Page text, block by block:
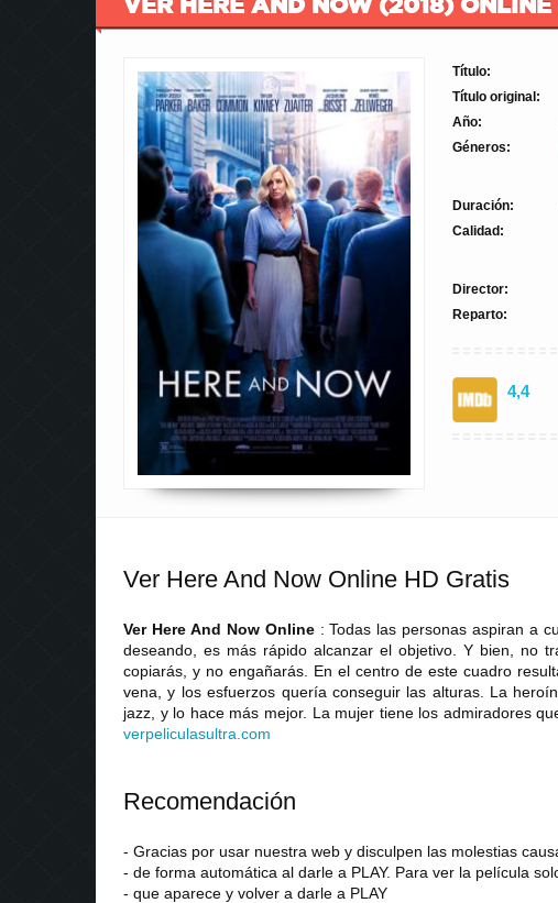
Título:
Título original:
Año:
Géneros:
Duración:
Calidad:
Director:
Reparto:
4,4
Ver Here And Now Online HD Gratis
Ver Here And Now Online : Todas las personas aspiran a
deseando, es más rápido alcanzar el objetivo. Y bien, no
copiarás, y no engañarás. En el centro de este cuadro
vena, y los esfuerzos quería conseguir las alturas. La
jazz, y lo hace más mejor. La mujer tiene los admiradores
verpeliculasultra com
Recomendación
- Gracias por usar nuestra web y disculpen las molestias
- de forma automática al darle a PLAY. Para ver la película
- que aparece y volver a darle a PLAY